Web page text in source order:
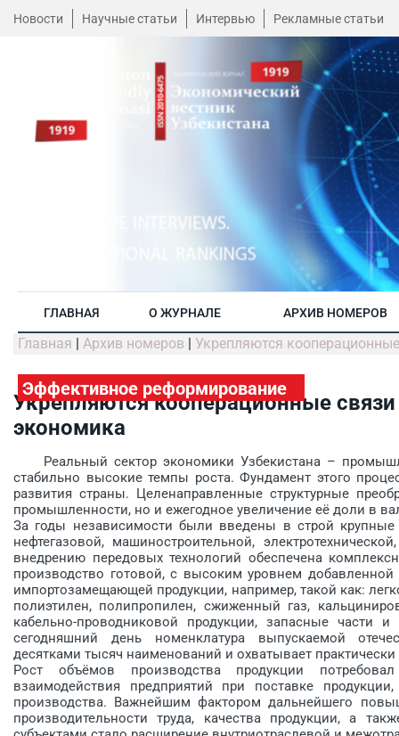
Новости Научные статьи Интервью Рекламные статьи
ГЛАВНАЯ О ЖУРНАЛЕ АРХИВ НОМЕРОВ
Главная | Архив номеров | Укрепляются
Эффективное реформирование
Укрепляются кооперационные связи
экономика
Реальный сектор экономики Узбекистана –
стабильно высокие темпы роста. Фундамент этого
развития страны. Целенаправленные структурные
промышленности, но и ежегодное увеличение её доли в
За годы независимости были введены в строй
нефтегазовой, машиностроительной,
внедрению передовых технологий обеспечена
производство готовой, с высоким уровнем
импортозамещающей продукции, например, такой как:
полиэтилен, полипропилен, сжиженный газ,
кабельно-проводниковой продукции, запасные
сегодняшний день номенклатура выпускаемой
десятками тысяч наименований и охватывает
Рост объёмов производства продукции
взаимодействия предприятий при поставке
производства. Важнейшим фактором дальнейшего
производительности труда, качества продукции, а